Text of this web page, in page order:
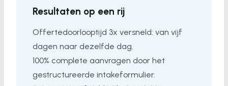
Resultaten op een rij
Offertedoorlooptijd 3x versneld: van vijf
dagen naar dezelfde dag.
100% complete aanvragen door het
gestructureerde intakeformulier.